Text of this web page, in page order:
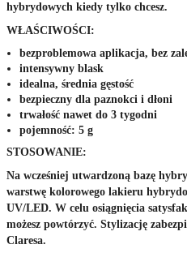
hybrydowych kiedy tylko chcesz.
WŁAŚCIWOŚCI:
bezproblemowa aplikacja, bez
intensywny blask
idealna, średnia gęstość
bezpieczny dla paznokci i dłoni
trwałość nawet do 3 tygodni
pojemność: 5 g
STOSOWANIE:
Na wcześniej utwardzoną bazę
warstwę kolorowego lakieru
UV/LED. W celu osiągnięcia
możesz powtórzyć. Stylizację
Claresa.